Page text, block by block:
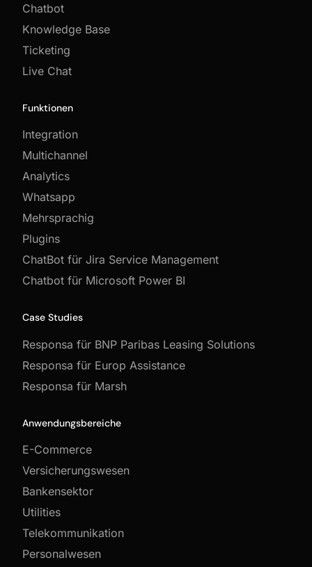
Chatbot
Knowledge Base
Ticketing
Live Chat
Funktionen
Integration
Multichannel
Analytics
Whatsapp
Mehrsprachig
Plugins
ChatBot für Jira Service Management
Chatbot für Microsoft Power BI
Case Studies
Responsa für BNP Paribas Leasing Solutions
Responsa für Europ Assistance
Responsa für Marsh
Anwendungsbereiche
E-Commerce
Versicherungswesen
Bankensektor
Utilities
Telekommunikation
Personalwesen